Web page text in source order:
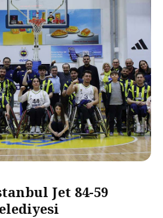
Jet 84-59